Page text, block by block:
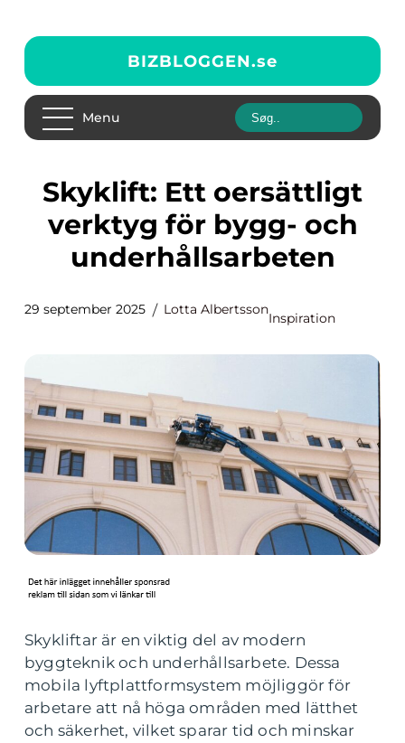
BIZBLOGGEN.se
Menu
Skyklift: Ett oersättligt
verktyg för bygg- och
underhållsarbeten
29 september 2025 Lotta Albertsson
Inspiration
Skykliftar är en viktig del av modern
byggteknik och underhållsarbete. Dessa
mobila lyftplattformsystem möjliggör för
arbetare att nå höga områden med lätthet
och säkerhet, vilket sparar tid och minskar